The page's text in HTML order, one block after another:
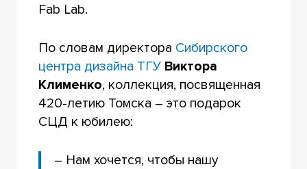
Fab Lab.
По словам директора Сибирского
центра дизайна ТГУ Виктора
Клименко, коллекция, посвященная
420-летию Томска – это подарок
СЦД к юбилею:
– Нам хочется, чтобы нашу